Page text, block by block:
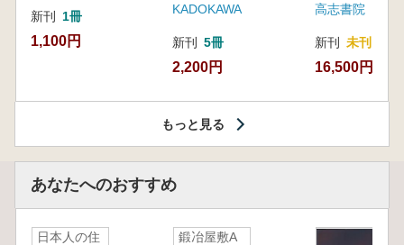
新刊 1冊
1,100円
KADOKAWA
新刊 5冊
2,200円
高志書院
新刊 未刊
16,500円
もっと見る
あなたへのおすすめ
日本人の住
鍛冶屋敷A